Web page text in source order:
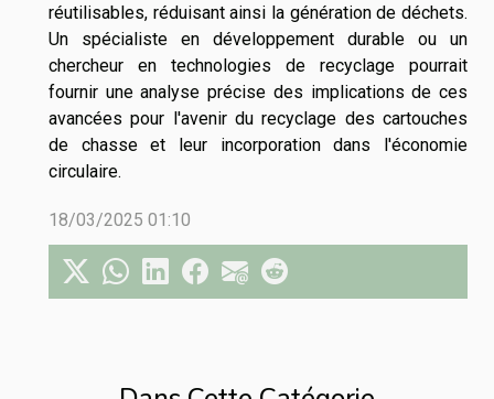
réutilisables, réduisant ainsi la génération de déchets.
Un spécialiste en développement durable ou un
chercheur en technologies de recyclage pourrait
fournir une analyse précise des implications de ces
avancées pour l'avenir du recyclage des cartouches
de chasse et leur incorporation dans l'économie
circulaire.
18/03/2025 01:10